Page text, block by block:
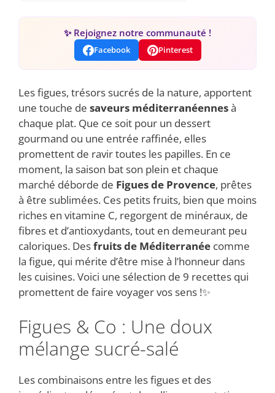
✨ Rejoignez notre communauté !
Facebook Pinterest
Les figues, trésors sucrés de la nature, apportent
une touche de saveurs méditerranéennesà
chaque plat. Que ce soit pour un dessert
gourmand ou une entrée raffinée, elles
promettent de ravir toutes les papilles. En ce
moment, la saison bat son plein et chaque
marché déborde de Figues de Provence, prêtes
à être sublimées. Ces petits fruits, bien que moins
riches en vitamine C, regorgent de minéraux, de
fibres et d’antioxydants, tout en demeurant peu
caloriques. Desfruits de Méditerranée comme
la figue, qui mérite d’être mise à l’honneur dans
les cuisines. Voici une sélection de 9 recettes qui
promettent de faire voyager vos sens !✨
Figues & Co : Une doux
mélange sucré-salé
Les combinaisons entre les figues et des